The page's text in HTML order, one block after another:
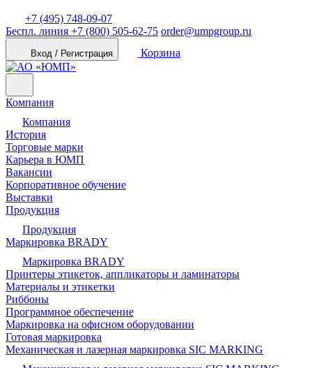
+7 (495) 748-09-07
Беспл. линия +7 (800) 505-62-75 order@umpgroup.ru
Вход / Регистрация Корзина
Компания
Компания
История
Торговые марки
Карьера в ЮМП
Вакансии
Корпоративное обучение
Выставки
Продукция
Продукция
Маркировка BRADY
Маркировка BRADY
Принтеры этикеток, аппликаторы и ламинаторы
Материалы и этикетки
Риббоны
Программное обеспечение
Маркировка на офисном оборудовании
Готовая маркировка
Механическая и лазерная маркировка SIC MARKING